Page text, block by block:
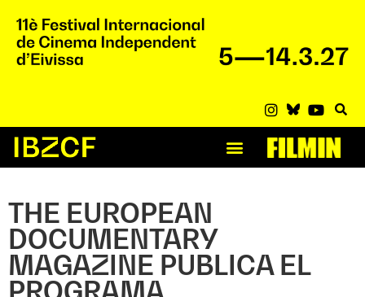
THE EUROPEAN
DOCUMENTARY
MAGAZINE PUBLICA EL